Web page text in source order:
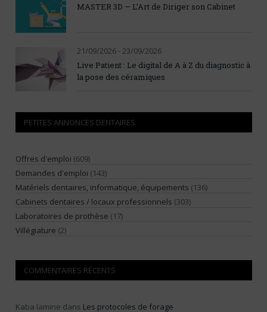
MASTER 3D — L’Art de Diriger son Cabinet
21/09/2026 - 23/09/2026
Live Patient : Le digital de A à Z du diagnostic à
la pose des céramiques
PETITES ANNONCES DENTAIRES
Offres d'emploi (609)
Demandes d'emploi (143)
Matériels dentaires, informatique, équipements (136)
Cabinets dentaires / locaux professionnels (303)
Laboratoires de prothèse (17)
Villégiature (2)
COMMENTAIRES RÉCENTS
Kaba lamine dans Les protocoles de forage